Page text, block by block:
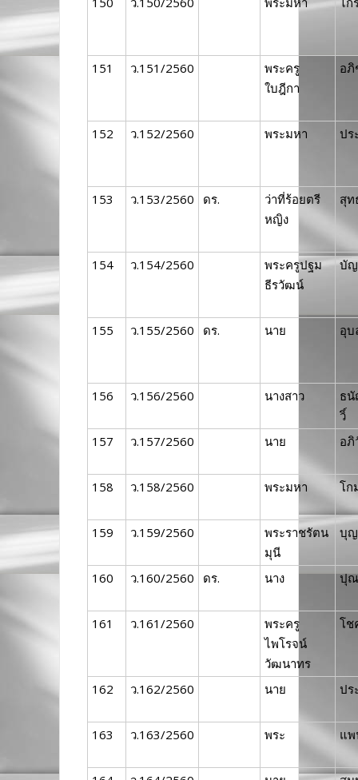
151 ว.151/2560
พระครู
ใบฎีกา
อภิ
152 ว.152/2560 พระมหา ปร
153 ว.153/2560 ดร.
ว่าที่ร้อยตรี
หญิง
สุ
154 ว.154/2560
พระครูปฐม
ธีรวัฒน์
บั
155 ว.155/2560 ดร. นาย อุบ
156 ว.156/2560 นางสาว
ธ
วิ์
157
ว.157/2560 นาย อ
158 ว.158/2560 พระมหา โก
159 ว.159/2560
พระราชรัตน
มุนี
บุญ
160 ว.160/2560 ดร. นาง ปุ
161 ว.161/2560
พระครู
ไพโรจน์
วัฒนาทร
โช
162 ว.162/2560 นาย ปร
163 ว.163/2560 พระ แ